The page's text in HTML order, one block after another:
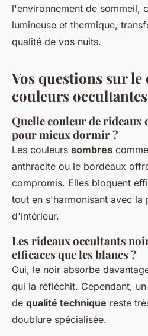
l'environnement de sommeil,
lumineuse et thermique,
qualité de vos nuits.
Vos questions sur le
couleurs occultantes
Quelle couleur de
pour mieux dormir ?
Les couleurs sombres
anthracite ou le bordeaux
compromis. Elles bloquent
tout en s'harmonisant avec la
d'intérieur.
Les rideaux occultants
efficaces que les blancs ?
Oui, le noir absorbe
qui la réfléchit. Cependant,
de qualité technique reste
doublure spécialisée.